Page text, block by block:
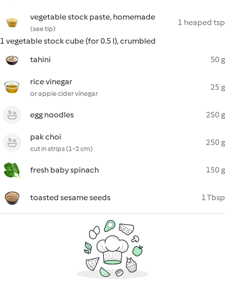
vegetable stock paste, homemade
(see tip)
1 heaped tsp
1 vegetable stock cube (for 0.5 l), crumbled
tahini
50 g
rice vinegar
or apple cider vinegar
25 g
egg noodles 250 g
pak choi
cut in strips (1-2 cm)
250 g
fresh baby spinach 150 g
toasted sesame seeds 1 Tbsp